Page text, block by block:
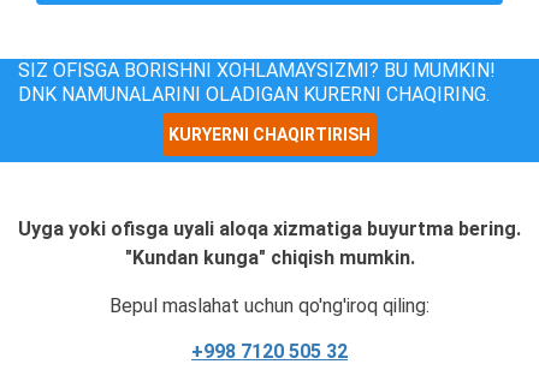
SIZ OFISGA BORISHNI XOHLAMAYSIZMI? BU MUMKIN!
DNK NAMUNALARINI OLADIGAN KURERNI CHAQIRING.
KURYERNI CHAQIRTIRISH
Uyga yoki ofisga uyali aloqa xizmatiga buyurtma bering.
"Kundan kunga" chiqish mumkin.
Bepul maslahat uchun qo'ng'iroq qiling:
+998 7120 505 32